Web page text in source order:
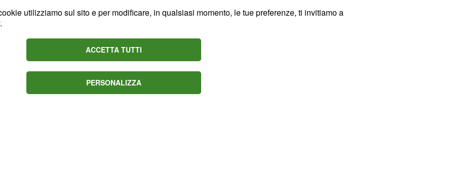
La serata si è
brillante'La Cosa' di
utilizziamo sul sito e per modificare, in qualsiasi momento, le tue preferenze, ti invitiamo a
.
ACCETTA TUTTI
PERSONALIZZA